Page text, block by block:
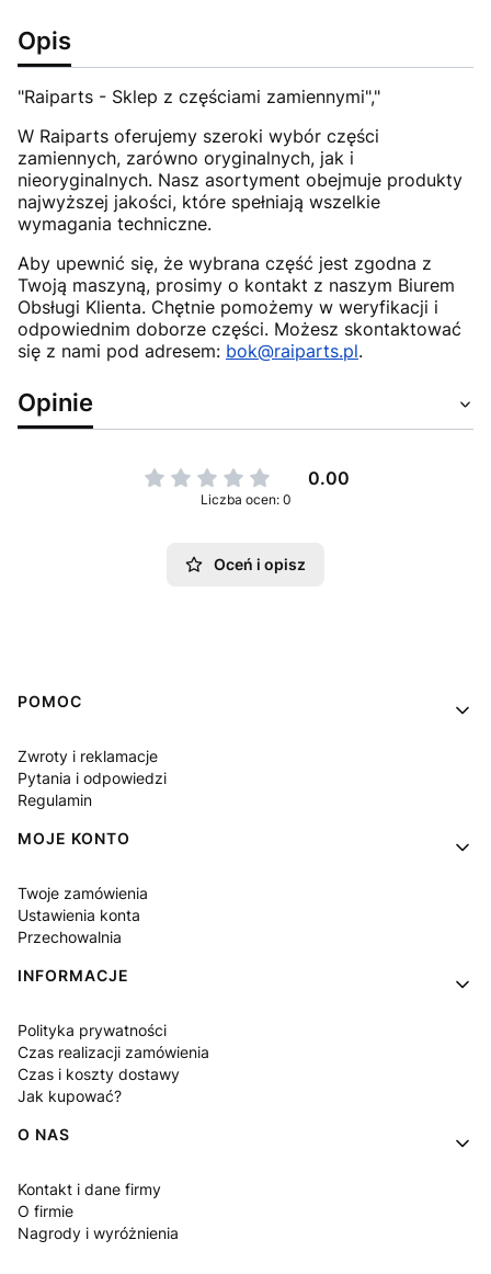
Opis
"Raiparts - Sklep z częściami zamiennymi","
W Raiparts oferujemy szeroki wybór części
zamiennych, zarówno oryginalnych, jak i
nieoryginalnych. Nasz asortyment obejmuje produkty
najwyższej jakości, które spełniają wszelkie
wymagania techniczne.
Aby upewnić się, że wybrana część jest zgodna z
Twoją maszyną, prosimy o kontakt z naszym Biurem
Obsługi Klienta. Chętnie pomożemy w weryfikacji i
odpowiednim doborze części. Możesz skontaktować
się z nami pod adresem: bok@raiparts.pl.
Opinie
0.00
Liczba ocen: 0
Oceń i opisz
Linki w stopce
POMOC
Zwroty i reklamacje
Pytania i odpowiedzi
Regulamin
MOJE KONTO
Twoje zamówienia
Ustawienia konta
Przechowalnia
INFORMACJE
Polityka prywatności
Czas realizacji zamówienia
Czas i koszty dostawy
Jak kupować?
O NAS
Kontakt i dane firmy
O firmie
Nagrody i wyróżnienia